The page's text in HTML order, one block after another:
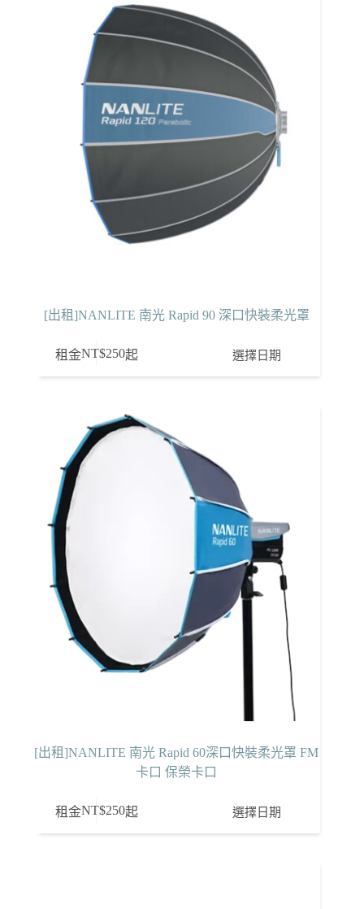
[出租]NANLITE 南光 Rapid 90 深口快裝柔光罩
租金NT$250起 選擇日期
[出租]NANLITE 南光 Rapid 60深口快裝柔光罩 FM
卡口 保榮卡口
租金NT$250起 選擇日期